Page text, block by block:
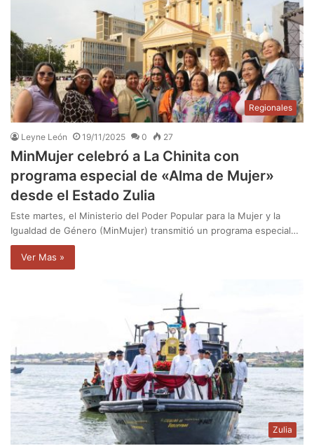
Regionales
Leyne León 19/11/2025 0 27
MinMujer celebró a La Chinita con
programa especial de «Alma de Mujer»
desde el Estado Zulia
Este martes, el Ministerio del Poder Popular para la Mujer y la
Igualdad de Género (MinMujer) transmitió un programa especial…
Ver Mas »
Zulia